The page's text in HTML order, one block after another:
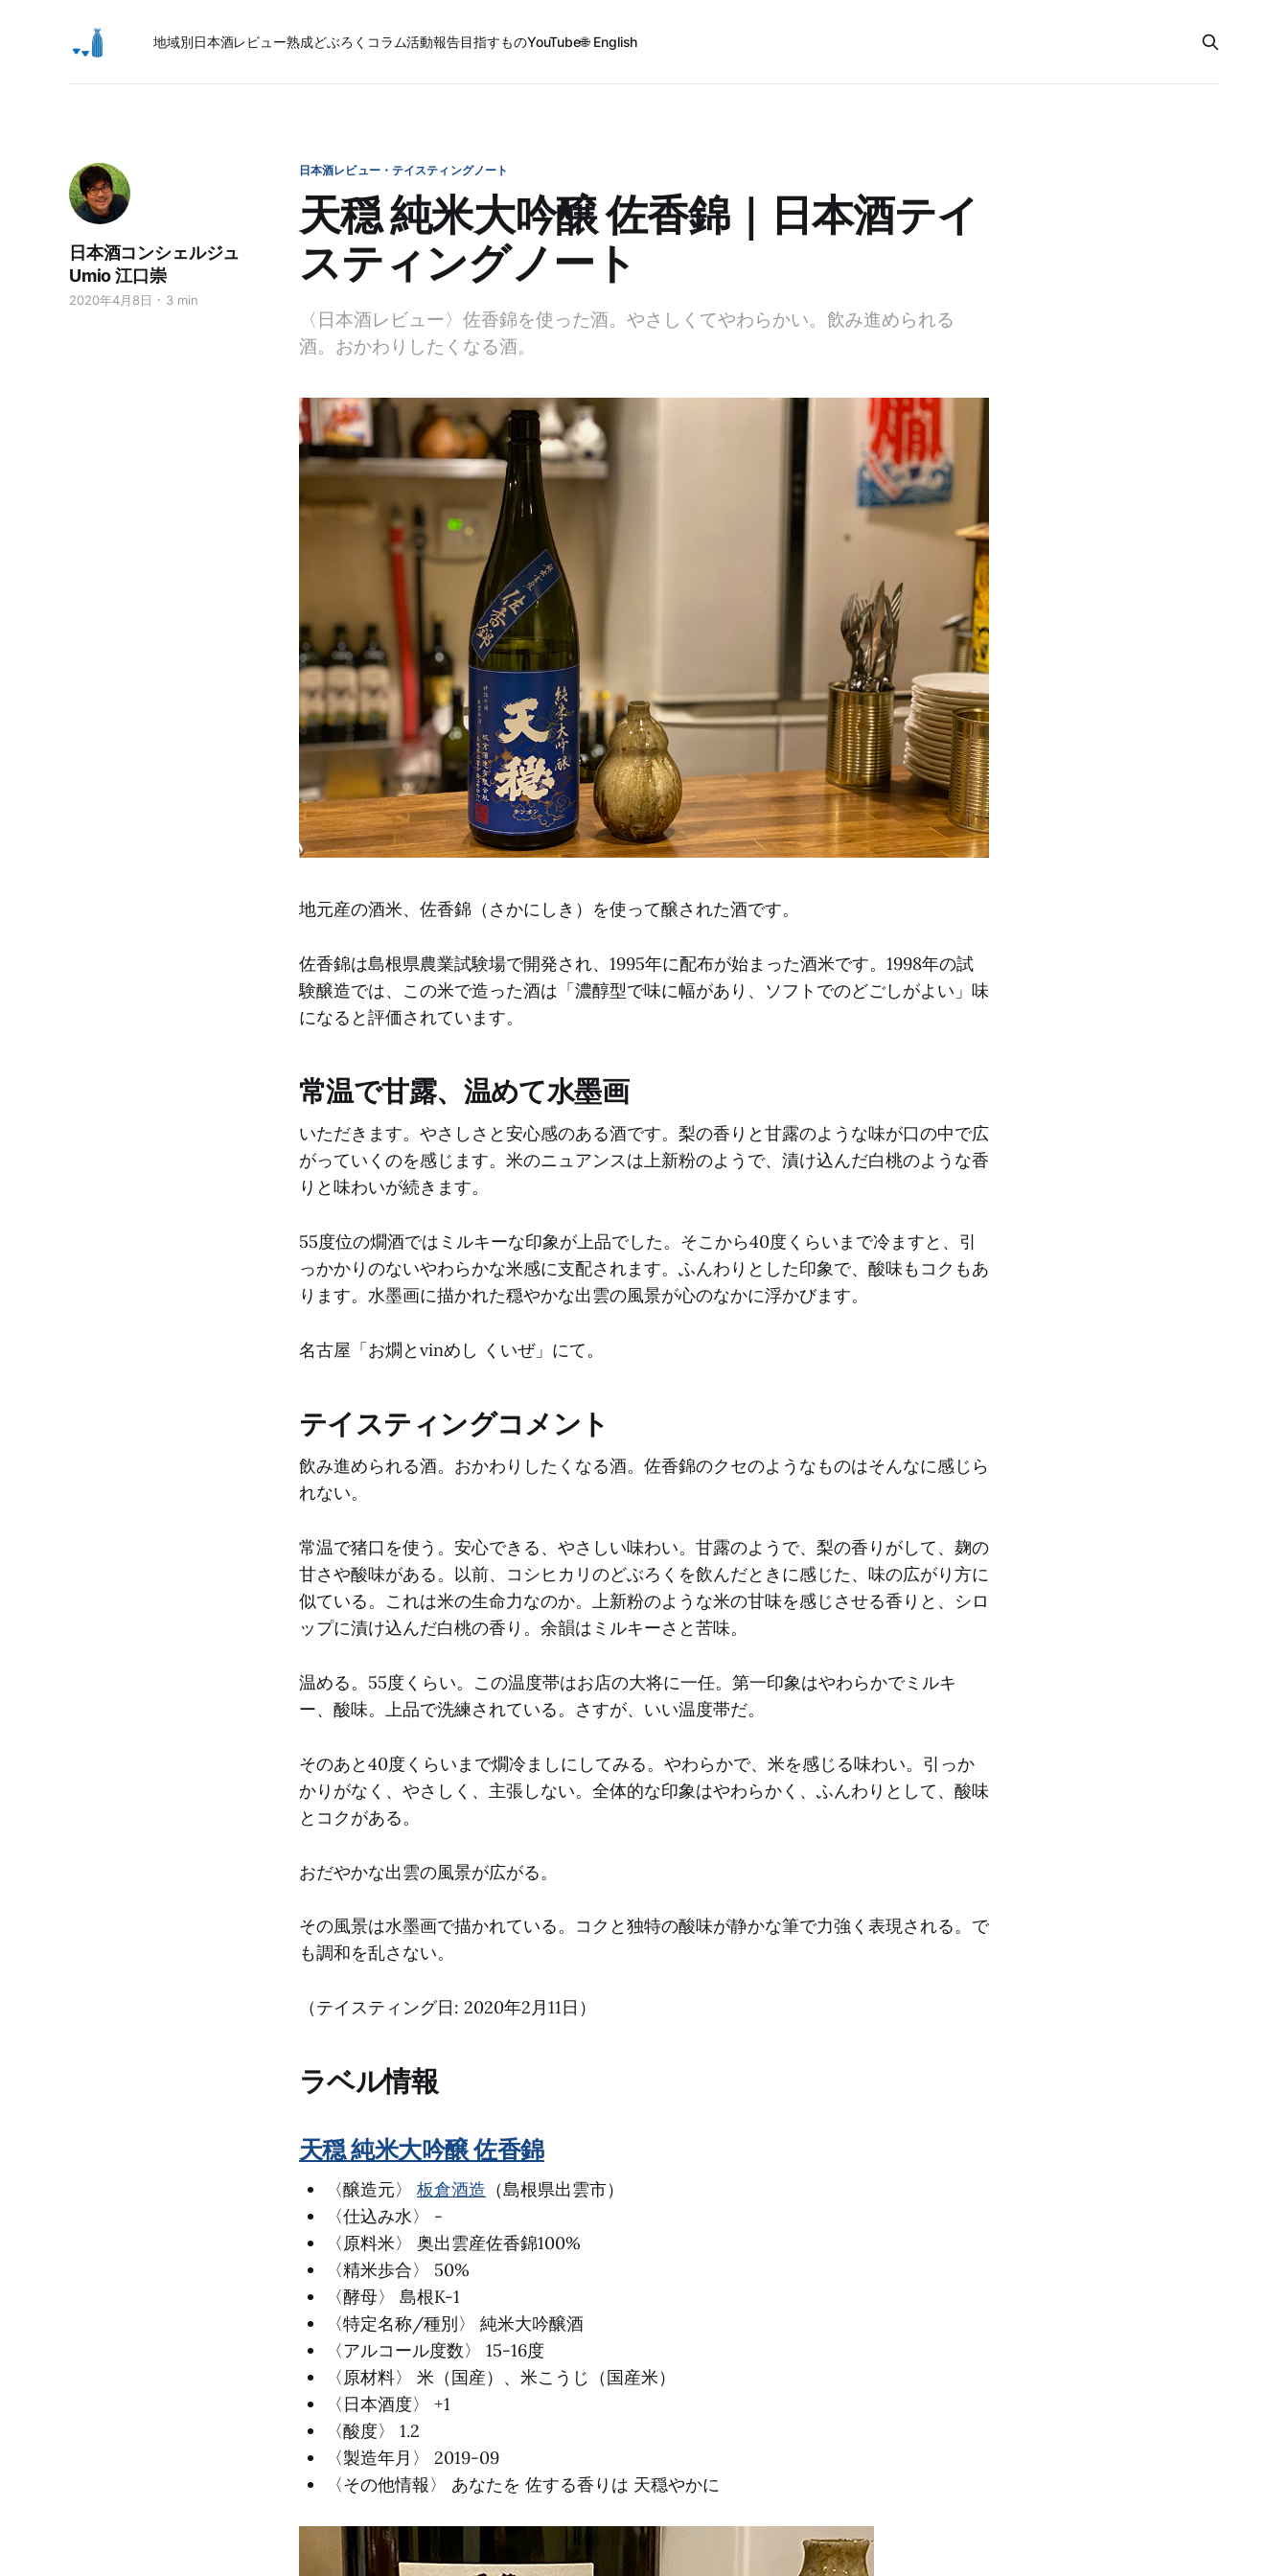
地域別日本酒レビュー熟成どぶろく コラム活動報告目指すものYouTube🌐 English
日本酒レビュー・テイスティングノート
天穏 純米大吟醸 佐香錦｜日本酒テイ
スティングノート
日本酒コンシェルジュ
Umio 江口崇
2020年4月8日 3 min
〈日本酒レビュー〉佐香錦を使った酒。やさしくてやわらかい。飲み進められる
酒。おかわりしたくなる酒。
地元産の酒米、佐香錦（さかにしき）を使って醸された酒です。
佐香錦は島根県農業試験場で開発され、1995年に配布が始まった酒米です。1998年の試
験醸造では、この米で造った酒は「濃醇型で味に幅があり、ソフトでのどごしがよい」味
になると評価されています。
常温で甘露、温めて水墨画
いただきます。やさしさと安心感のある酒です。梨の香りと甘露のような味が口の中で広
がっていくのを感じます。米のニュアンスは上新粉のようで、漬け込んだ白桃のような香
りと味わいが続きます。
55度位の燗酒ではミルキーな印象が上品でした。そこから40度くらいまで冷ますと、引
っかかりのないやわらかな米感に支配されます。ふんわりとした印象で、酸味もコクもあ
ります。水墨画に描かれた穏やかな出雲の風景が心のなかに浮かびます。
名古屋「お燗とvinめし くいぜ」にて。
テイスティングコメント
飲み進められる酒。おかわりしたくなる酒。佐香錦のクセのようなものはそんなに感じら
れない。
常温で猪口を使う。安心できる、やさしい味わい。甘露のようで、梨の香りがして、麹の
甘さや酸味がある。以前、コシヒカリのどぶろくを飲んだときに感じた、味の広がり方に
似ている。これは米の生命力なのか。上新粉のような米の甘味を感じさせる香りと、シロ
ップに漬け込んだ白桃の香り。余韻はミルキーさと苦味。
温める。55度くらい。この温度帯はお店の大将に一任。第一印象はやわらかでミルキ
ー、酸味。上品で洗練されている。さすが、いい温度帯だ。
そのあと40度くらいまで燗冷ましにしてみる。やわらかで、米を感じる味わい。引っか
かりがなく、やさしく、主張しない。全体的な印象はやわらかく、ふんわりとして、酸味
とコクがある。
おだやかな出雲の風景が広がる。
その風景は水墨画で描かれている。コクと独特の酸味が静かな筆で力強く表現される。で
も調和を乱さない。
（テイスティング日: 2020年2月11日）
ラベル情報
天穏 純米大吟醸 佐香錦
〈醸造元〉 板倉酒造 （島根県出雲市）
〈仕込み水〉 -
〈原料米〉 奥出雲産佐香錦100%
〈精米歩合〉 50%
〈酵母〉 島根K-1
〈特定名称/種別〉 純米大吟醸酒
〈アルコール度数〉 15-16度
〈原材料〉 米（国産）、米こうじ（国産米）
〈日本酒度〉 +1
〈酸度〉 1.2
〈製造年月〉 2019-09
〈その他情報〉 あなたを 佐する香りは 天穏やかに